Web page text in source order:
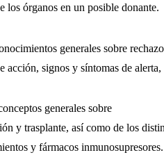
los órganos en un posible donante.
generales sobre
acción, signos y síntomas de alerta,
generales sobre
y trasplante, así como de los
y fármacos inmunosupresores.